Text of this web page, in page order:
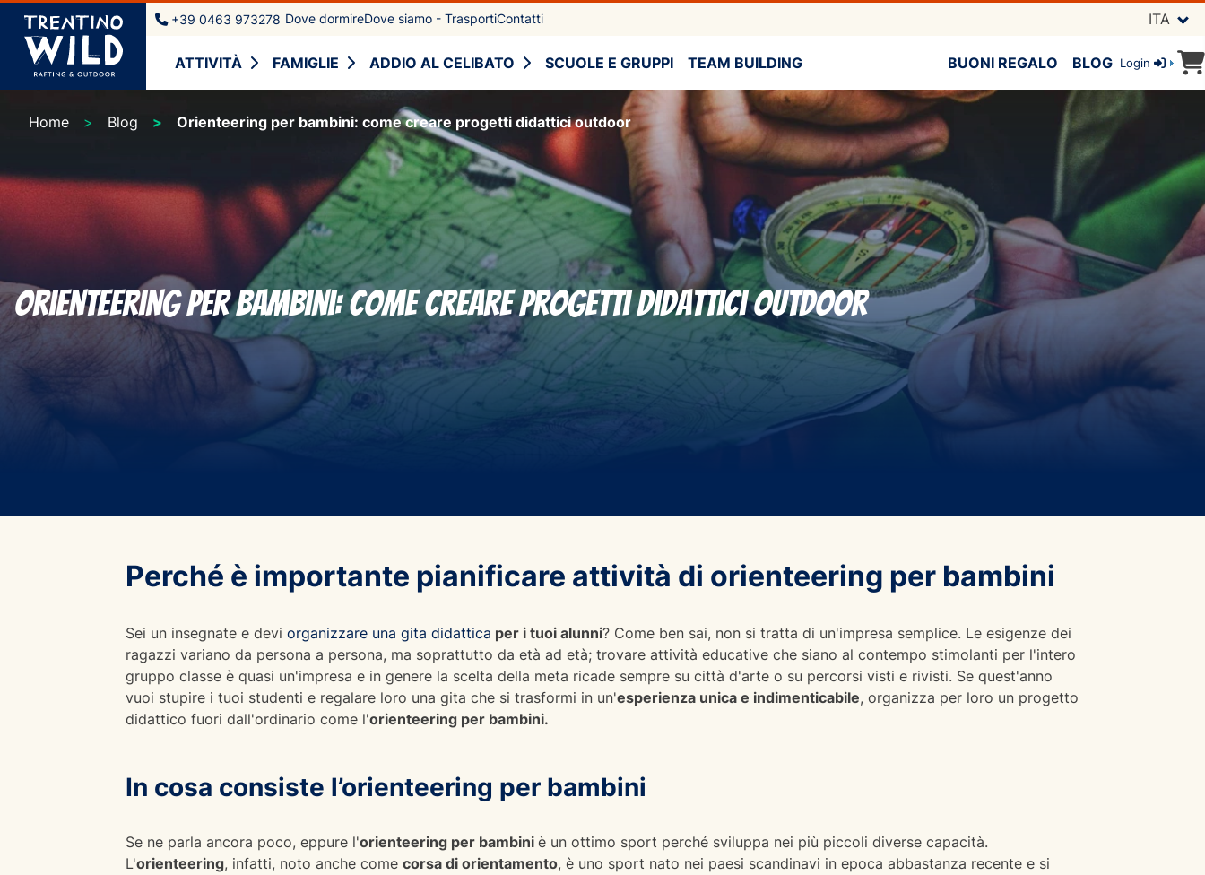
+39 0463 973278 Dove dormireDove siamo - TrasportiContatti ITA
ATTIVITÀ FAMIGLIE ADDIO AL CELIBATO SCUOLE E GRUPPI TEAM BUILDING BUONI REGALO BLOG Login
Home Blog Orienteering per bambini: come creare progetti didattici outdoor
Orienteering per bambini: come creare progetti didattici outdoor
Perché è importante pianificare attività di orienteering per bambini
Sei un insegnate e devi organizzare una gita didattica per i tuoi alunni? Come ben sai, non si tratta di un'impresa semplice. Le esigenze dei
ragazzi variano da persona a persona, ma soprattutto da età ad età; trovare attività educative che siano al contempo stimolanti per l'intero
gruppo classe è quasi un'impresa e in genere la scelta della meta ricade sempre su città d'arte o su percorsi visti e rivisti. Se quest'anno
vuoi stupire i tuoi studenti e regalare loro una gita che si trasformi in un'esperienza unica e indimenticabile, organizza per loro un progetto
didattico fuori dall'ordinario come l'orienteering per bambini.
In cosa consiste l’orienteering per bambini
Se ne parla ancora poco, eppure l'orienteering per bambini è un ottimo sport perché sviluppa nei più piccoli diverse capacità.
L'orienteering, infatti, noto anche come corsa di orientamento, è uno sport nato nei paesi scandinavi in epoca abbastanza recente e si